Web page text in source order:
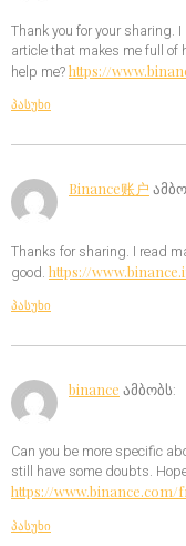
Thank you for your sharing.
article that makes me full of
help me?https://
პასუხი
Binance账户
Thanks for sharing. I read
good. https://
პასუხი
binance ამბობს:
Can you be more specific
still have some doubts.
https://www.binance.com/
პასუხი